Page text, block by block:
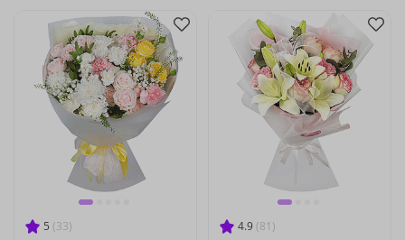
5 (33) 4.9 (81)